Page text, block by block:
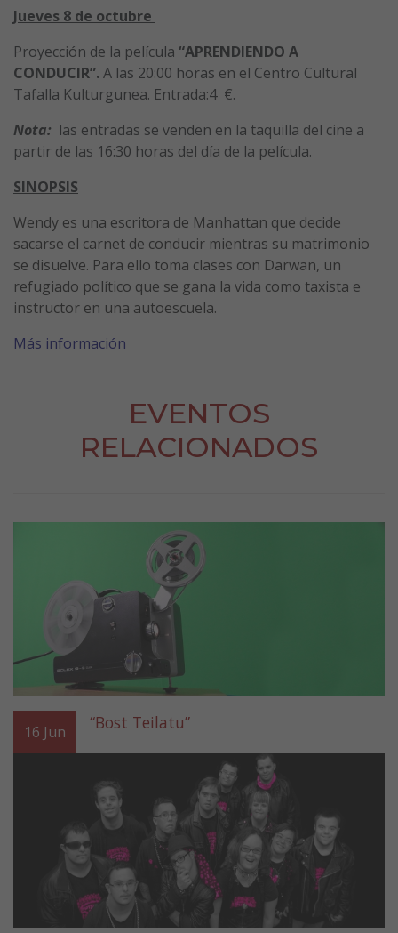
Jueves 8 de octubre
Proyección de la película “APRENDIENDO A
CONDUCIR”. A las 20:00 horas en el Centro Cultural
Tafalla Kulturgunea. Entrada:4 €.
Nota: las entradas se venden en la taquilla del cine a
partir de las 16:30 horas del día de la película.
SINOPSIS
Wendy es una escritora de Manhattan que decide
sacarse el carnet de conducir mientras su matrimonio
se disuelve. Para ello toma clases con Darwan, un
refugiado político que se gana la vida como taxista e
instructor en una autoescuela.
Más información
EVENTOS
RELACIONADOS
16 Jun “Bost Teilatu”